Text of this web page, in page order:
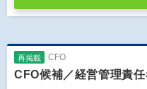
再掲載 CFO
CFO候補／経営管理責